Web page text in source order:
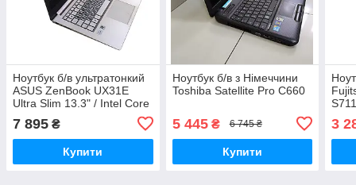
Ноутбук б/в ультратонкий
ASUS ZenBook UX31E
Ultra Slim 13.3" / Intel Core
HDD / Windows 10
7 895 ₴
Купити
Ноутбук б/в з Німеччини
Toshiba Satellite Pro C660
5 445₴ 6 745 ₴
Купити
3